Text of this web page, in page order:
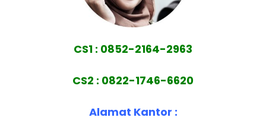
CS1 : 0852-2164-2963
CS2 : 0822-1746-6620
Alamat Kantor :